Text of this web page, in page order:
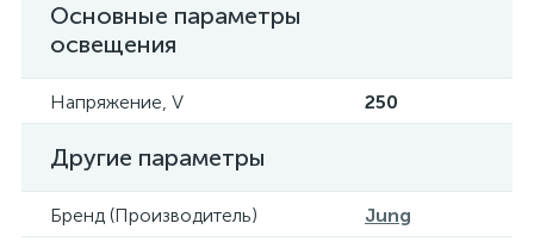
Основные параметры
освещения
Напряжение, V 250
Другие параметры
Бренд (Производитель)
Jung